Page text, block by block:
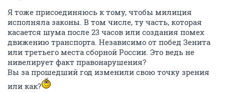
Я тоже присоединяюсь к тому, чтобы милиция
исполняла законы. В том числе, ту часть, которая
касается шума после 23 часов или создания помех
движению транспорта. Независимо от побед Зенита
или третьего места сборной России. Это ведь не
нивелирует факт правонарушения?
Вы за прошедший год изменили свою точку зрения
или как?